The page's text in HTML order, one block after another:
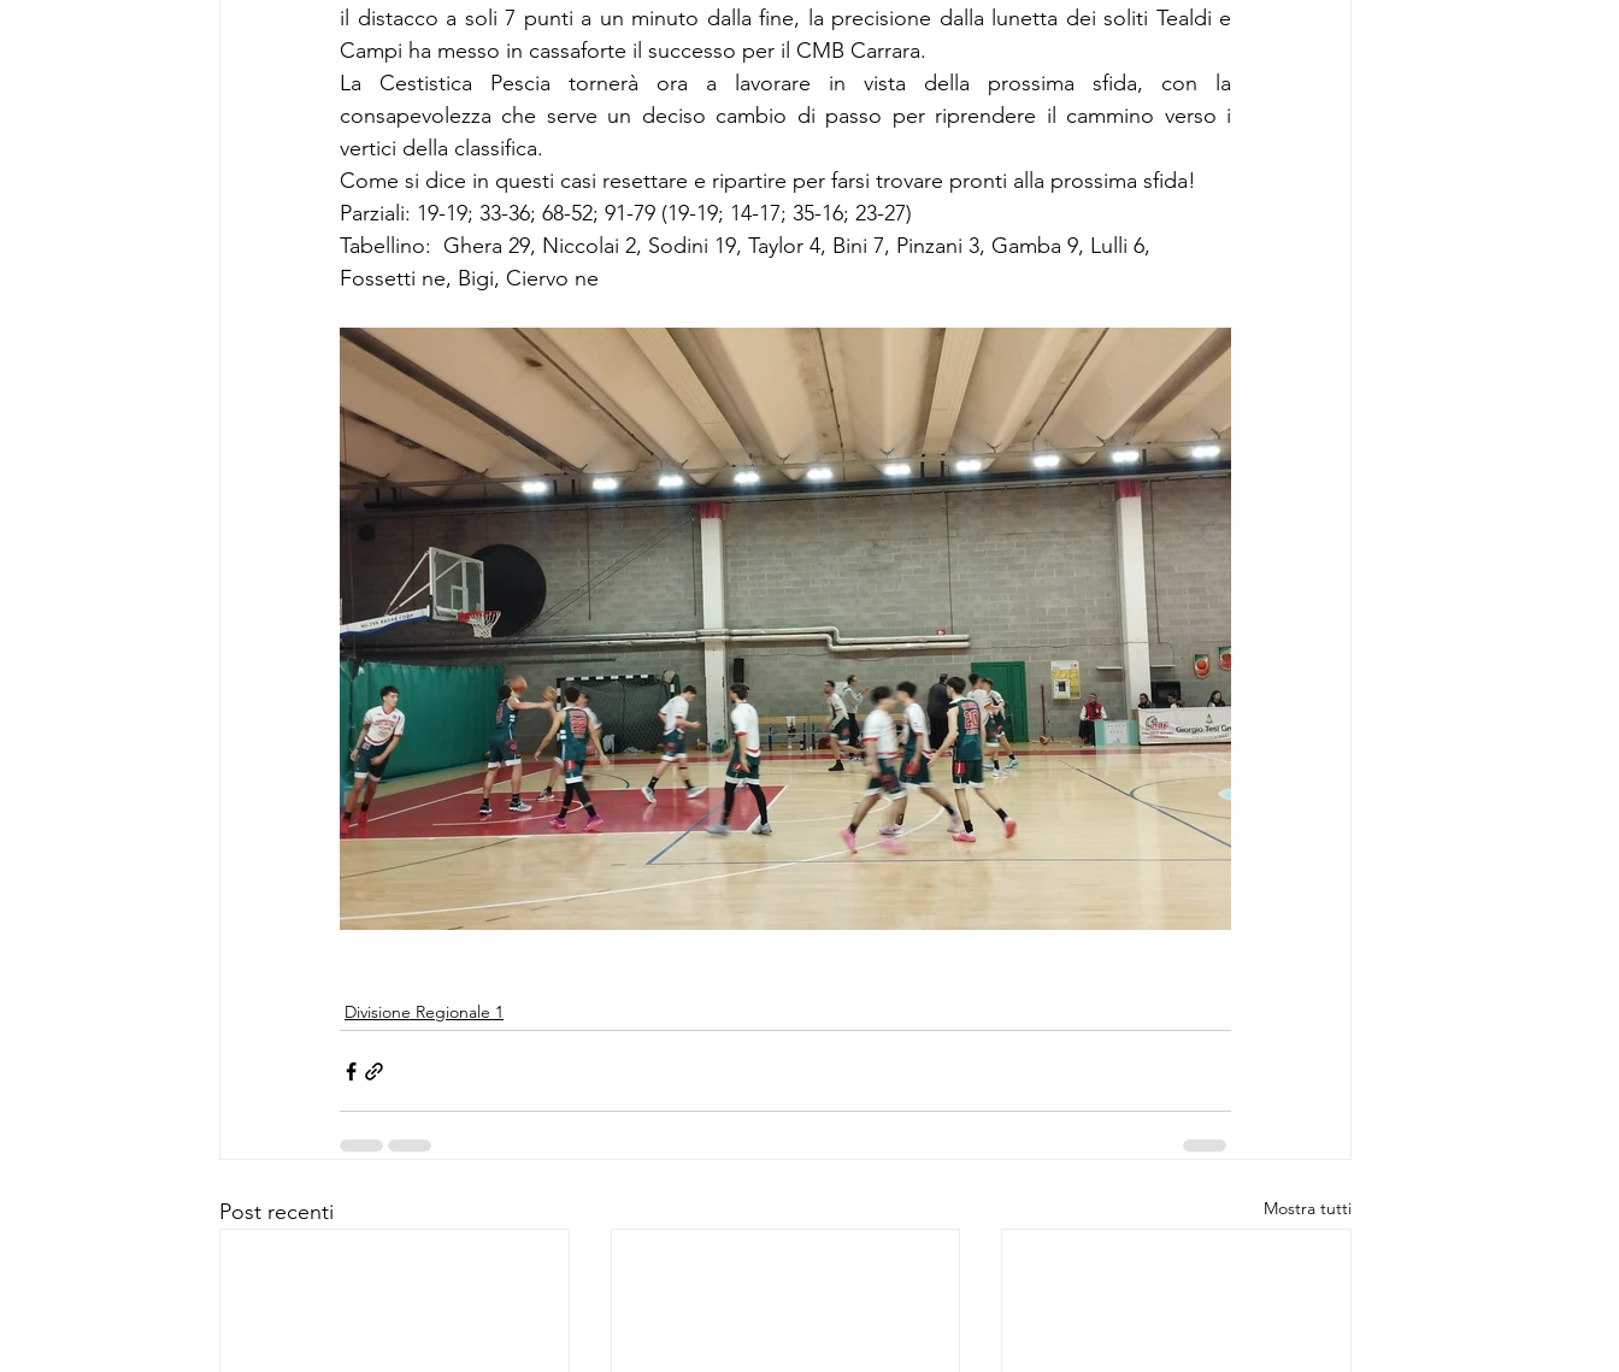
il distacco a soli 7 punti a un minuto dalla fine, la precisione dalla lunetta dei soliti Tealdi e
Campi ha messo in cassaforte il successo per il CMB Carrara.
La Cestistica Pescia tornerà ora a lavorare in vista della prossima sfida, con la
consapevolezza che serve un deciso cambio di passo per riprendere il cammino verso i
vertici della classifica.
Come si dice in questi casi resettare e ripartire per farsi trovare pronti alla prossima sfida!
Parziali: 19-19; 33-36; 68-52; 91-79 (19-19; 14-17; 35-16; 23-27)
Tabellino:  Ghera 29, Niccolai 2, Sodini 19, Taylor 4, Bini 7, Pinzani 3, Gamba 9, Lulli 6,
Fossetti ne, Bigi, Ciervo ne
Divisione Regionale 1
Post recenti Mostra tutti